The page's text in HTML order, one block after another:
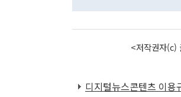
<저작권자(c)
디지털뉴스콘텐츠 이용